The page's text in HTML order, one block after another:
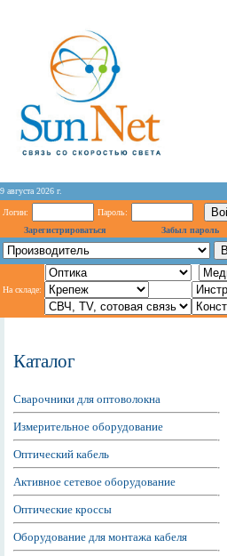
9 августа 2026 г.
Логин:
Пароль:
Зарегистрироваться
Забыл пароль
На складе:
Каталог
Сварочники для оптоволокна
Измерительное оборудование
Оптический кабель
Активное сетевое оборудование
Оптические кроссы
Оборудование для монтажа кабеля